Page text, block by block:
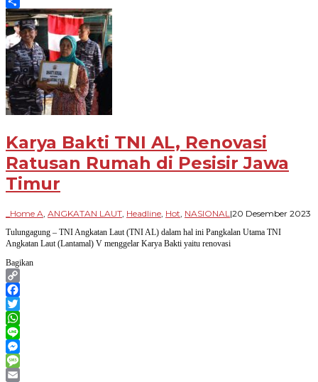
Share
Karya Bakti TNI AL, Renovasi
Ratusan Rumah di Pesisir Jawa
Timur
_Home A ANGKATAN LAUT Headline Hot NASIONAL |20 Desember 2023
Tulungagung – TNI Angkatan Laut (TNI AL) dalam hal ini Pangkalan Utama TNI
Angkatan Laut (Lantamal) V menggelar Karya Bakti yaitu renovasi
Bagikan
Copy
Link
Facebook
Twitter
WhatsApp
Line
Messenger
Message